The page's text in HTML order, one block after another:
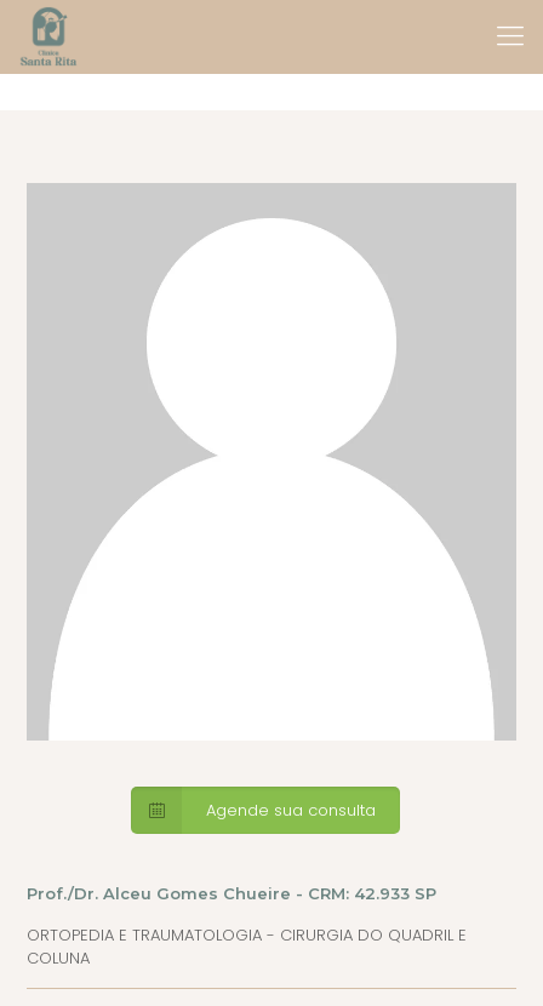
Agende sua consulta
Prof./Dr. Alceu Gomes Chueire - CRM: 42.933 SP
ORTOPEDIA E TRAUMATOLOGIA - CIRURGIA DO QUADRIL E
COLUNA